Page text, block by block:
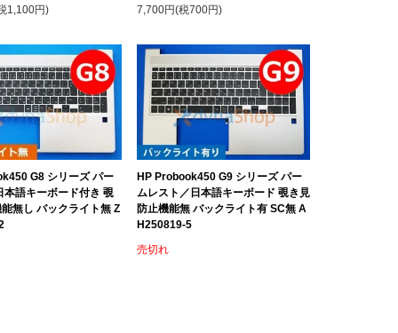
1,100円)
7,700円(税700円)
G8 シリーズ パー
本語キーボード付き 覗
無し バックライト無 Z
HP Probook450 G9 シリーズ パー
ムレスト／日本語キーボード 覗き見
防止機能無 バックライト有 SC無 A
H250819-5
売切れ